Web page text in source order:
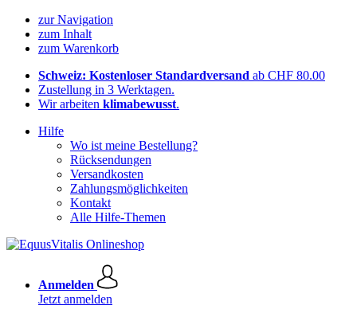
zur Navigation
zum Inhalt
zum Warenkorb
Schweiz: Kostenloser Standardversand ab CHF 80.00
Zustellung in 3 Werktagen.
Wir arbeiten klimabewusst.
Hilfe
Wo ist meine Bestellung?
Rücksendungen
Versandkosten
Zahlungsmöglichkeiten
Kontakt
Alle Hilfe-Themen
Anmelden
Jetzt anmelden